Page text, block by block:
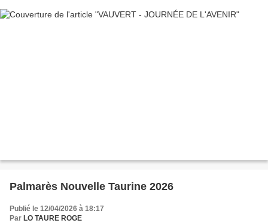
Palmarès Nouvelle Taurine 2026
Publié le 12/04/2026 à 18:17
Par LO TAURE ROGE